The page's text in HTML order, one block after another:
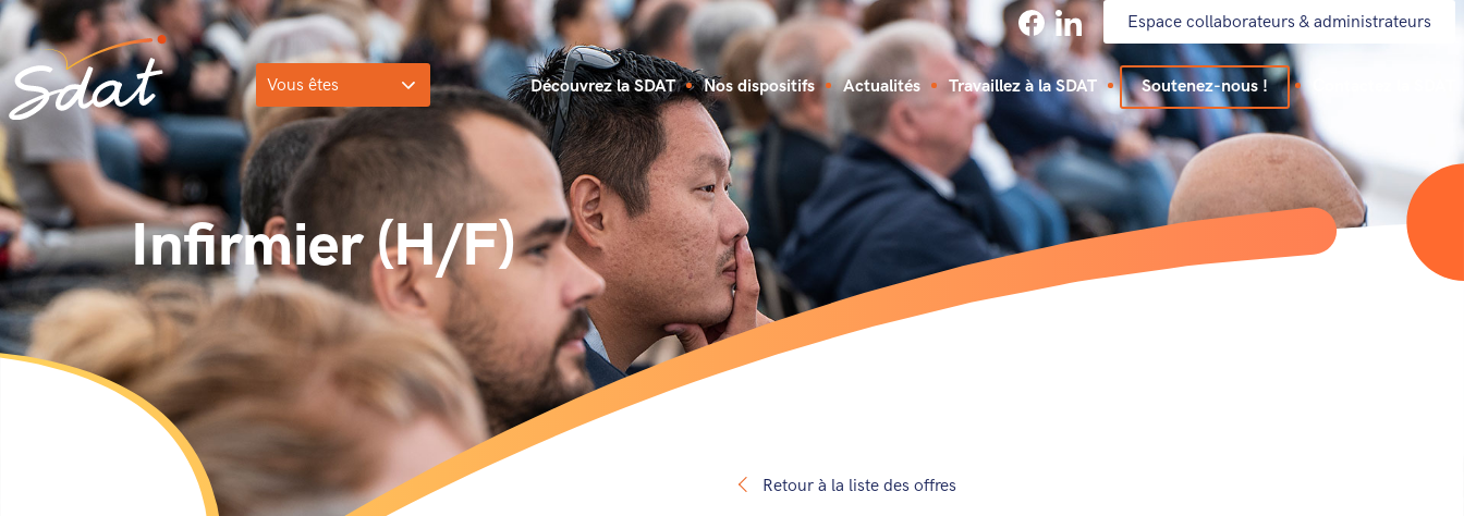
Vous êtes
Espace collaborateurs & administrateurs
Découvrez la SDAT Nos dispositifs Actualités Travaillez à la SDAT Soutenez-nous !
Infirmier (H/F)
Retour à la liste des offres